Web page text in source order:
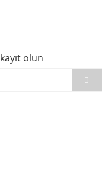
olun